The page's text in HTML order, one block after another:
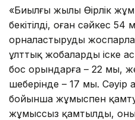
«Биылғы жылы Өңірлік
бекітілді, оған сәйкес
орналастыруды
ұлттық жобаларды іске
бос орындарға – 22 мың,
шеңберінде – 17 мың.
бойынша жұмыспен
жұмыссыз қамтылды,